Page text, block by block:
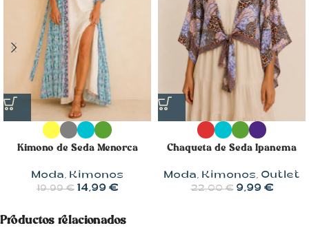
Kimono de Seda Menorca
Moda, Kimonos
19,99€ 14,99 €
Chaqueta de Seda Ipanema
Moda, Kimonos, Outlet
22,00€ 9,99 €
Productos relacionados